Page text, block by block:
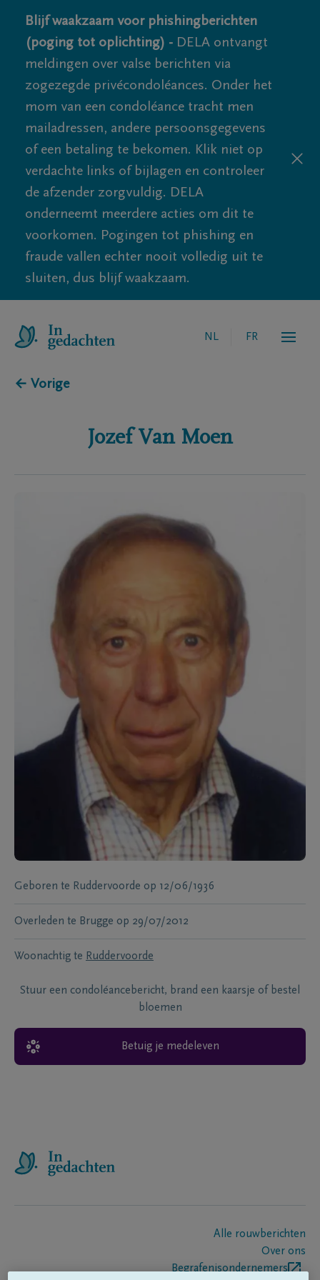
Blijf waakzaam voor phishingberichten
(poging tot oplichting) - DELA ontvangt
meldingen over valse berichten via
zogezegde privécondoléances. Onder het
mom van een condoléance tracht men
mailadressen, andere persoonsgegevens
of een betaling te bekomen. Klik niet op
verdachte links of bijlagen en controleer
de afzender zorgvuldig. DELA
onderneemt meerdere acties om dit te
voorkomen. Pogingen tot phishing en
fraude vallen echter nooit volledig uit te
sluiten, dus blijf waakzaam.
NL FR
← Vorige
Jozef Van Moen
Geboren te Ruddervoorde op 12/06/1936
Overleden te Brugge op 29/07/2012
Woonachtig te Ruddervoorde
Stuur een condoléancebericht, brand een kaarsje of bestel
bloemen
Betuig je medeleven
Alle rouwberichten
Over ons
Begrafenisondernemers